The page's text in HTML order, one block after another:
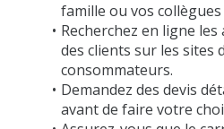
famille ou vos
Recherchez en ligne
des clients sur les sites
consommateurs.
Demandez des devis
avant de faire votre